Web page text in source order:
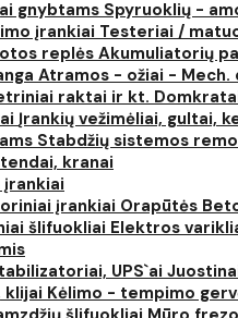
gnybtams Spyruoklių -
įrankiai Testeriai /
replės Akumuliatorių
Atramos - ožiai -
raktai ir kt.
Įrankių vežimėliai, gultai,
Stabdžių sistemos
kranai
įrankiai Orapūtės
šlifuokliai Elektros
UPS`ai
klijai Kėlimo - tempimo